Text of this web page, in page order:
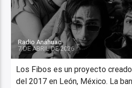
Radio Anáhuac
7 DE ABRIL DE 2026
Los Fibos es un proyecto
del 2017 en León, México. La